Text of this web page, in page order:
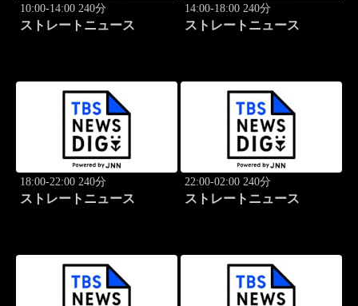
10:00-14:00 240分
ストレートニュース
14:00-18:00 240分
ストレートニュース
18:00-22:00 240分
ストレートニュース
22:00-02:00 240分
ストレートニュース